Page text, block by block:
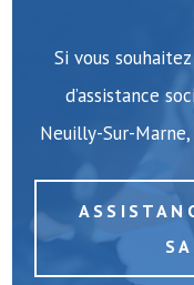
Si vous
d’assistance
Neuilly-Sur-